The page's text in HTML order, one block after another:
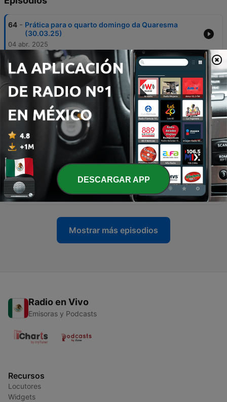
64 - Prática para o quarto domingo da Quaresma
(30.03.25)
04 abr. 2025
63 -
Prática para o terceiro Domingo da Quaresma
(23.03.25)
Prática para o segundo domingo da Quaresma
(16.03.25)
04 abr. 2025
61 - Prática para o Primeiro Domingo da Quaresma
(09.03.25)
04 abr. 2025
60 - Pensamento de Santo Afonso para o Natal III
09 dic. 2024
Mostrar más episodios
Radio en Vivo
Emisoras y Podcasts
Recursos
Locutores
Widgets
DESCARGAR APP